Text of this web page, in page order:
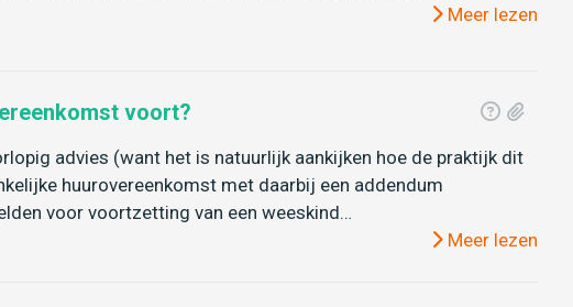
Meer lezen
voort?
advies (want het is natuurlijk aankijken hoe de praktijk dit
huurovereenkomst met daarbij een addendum
voor voortzetting van een weeskind…
Meer lezen